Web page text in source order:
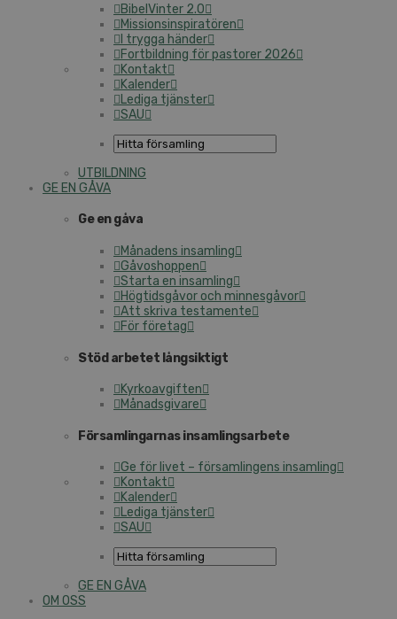
BibelVinter 2.0
Missionsinspiratören
I trygga händer
Fortbildning för pastorer 2026
Kontakt
Kalender
Lediga tjänster
SAU
UTBILDNING
GE EN GÅVA
Ge en gåva
Månadens insamling
Gåvoshoppen
Starta en insamling
Högtidsgåvor och minnesgåvor
Att skriva testamente
För företag
Stöd arbetet långsiktigt
Kyrkoavgiften
Månadsgivare
Församlingarnas insamlingsarbete
Ge för livet – församlingens insamling
Kontakt
Kalender
Lediga tjänster
SAU
GE EN GÅVA
OM OSS